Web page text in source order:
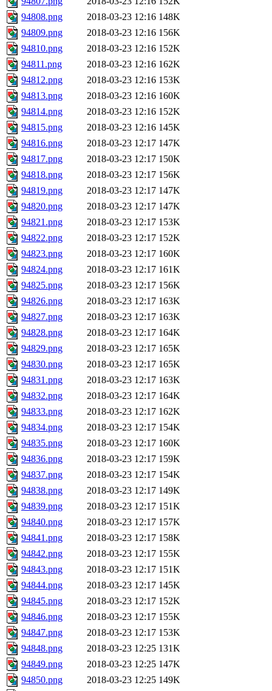
94808.png
2018-03-23 12:16 148K
94809.png
2018-03-23 12:16 156K
94810.png
2018-03-23 12:16 152K
94811.png
2018-03-23 12:16 162K
94812.png
2018-03-23 12:16 153K
94813.png
2018-03-23 12:16 160K
94814.png
2018-03-23 12:16 152K
94815.png
2018-03-23 12:16 145K
94816.png
2018-03-23 12:17 147K
94817.png
2018-03-23 12:17 150K
94818.png
2018-03-23 12:17 156K
94819.png
2018-03-23 12:17 147K
94820.png
2018-03-23 12:17 147K
94821.png
2018-03-23 12:17 153K
94822.png
2018-03-23 12:17 152K
94823.png
2018-03-23 12:17 160K
94824.png
2018-03-23 12:17 161K
94825.png
2018-03-23 12:17 156K
94826.png
2018-03-23 12:17 163K
94827.png
2018-03-23 12:17 163K
94828.png
2018-03-23 12:17 164K
94829.png
2018-03-23 12:17 165K
94830.png
2018-03-23 12:17 165K
94831.png
2018-03-23 12:17 163K
94832.png
2018-03-23 12:17 164K
94833.png
2018-03-23 12:17 162K
94834.png
2018-03-23 12:17 154K
94835.png
2018-03-23 12:17 160K
94836.png
2018-03-23 12:17 159K
94837.png
2018-03-23 12:17 154K
94838.png
2018-03-23 12:17 149K
94839.png
2018-03-23 12:17 151K
94840.png
2018-03-23 12:17 157K
94841.png
2018-03-23 12:17 158K
94842.png
2018-03-23 12:17 155K
94843.png
2018-03-23 12:17 151K
94844.png
2018-03-23 12:17 145K
94845.png
2018-03-23 12:17 152K
94846.png
2018-03-23 12:17 155K
94847.png
2018-03-23 12:17 153K
94848.png
2018-03-23 12:25 131K
94849.png
2018-03-23 12:25 147K
94850.png
2018-03-23 12:25 149K